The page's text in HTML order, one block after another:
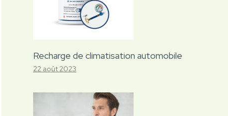
Recharge de climatisation automobile
22 août 2023